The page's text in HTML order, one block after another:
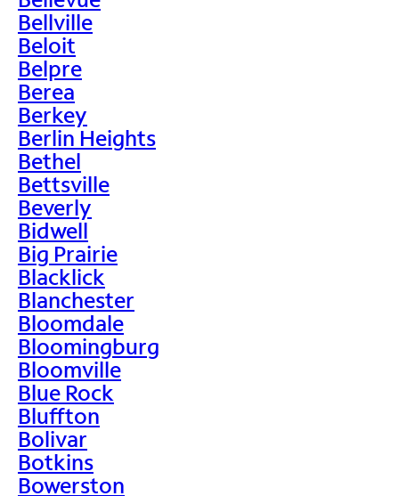
Bellville
Beloit
Belpre
Berea
Berkey
Berlin Heights
Bethel
Bettsville
Beverly
Bidwell
Big Prairie
Blacklick
Blanchester
Bloomdale
Bloomingburg
Bloomville
Blue Rock
Bluffton
Bolivar
Botkins
Bowerston